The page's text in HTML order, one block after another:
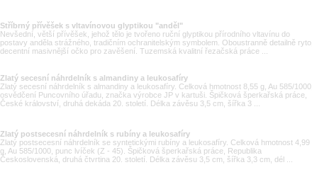
Stříbrný přívěšek s vltavínovou glyptikou "anděl"
Nevšední, větší přívěšek, jehož tělo je tvořeno ruční glyptikou přírodního vltavínu do
postavy anděla strážného, tradičním ochranitelským symbolem. Oboustranně detailně ryto,
decentní masivnější očko pro zavěšení. Tuzemská kvalitní řezačská práce ...
Zlatý secesní náhrdelník s almandiny a leukosafíry
Zlatý secesní náhrdelník s almandiny a leukosafíry. Celková hmotnost 8,55 g, Au 585/1000,
osvědčení Puncovního úřadu, značka výrobce JP v kartuši. Špičková šperkařská práce,
České království, druhá dekáda 20. století. Délka závěsu 3,5 cm, šířka 3 ...
Zlatý postsecesní náhrdelník s rubíny a leukosafíry
Zlatý postsecesní náhrdelník se syntetickými rubíny a leukosafíry. Celková hmotnost 4,99
g, Au 585/1000, punc lvíček (Z - 45). Špičková šperkařská práce, Republika
Československá, druhá čtvrtina 20. století. Délka závěsu 3,5 cm, šířka 3,3 cm, dél ...